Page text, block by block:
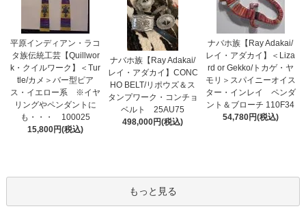
平原インディアン・ラコ
タ族伝統工芸【Quillwor
k・クイルワーク】＜Tur
tle/カメ＞バー型ピア
ス・イエロー系 ※イヤ
リングやペンダントに
も・・・ 100025
15,800円(税込)
ナバホ族【Ray Adakai/
レイ・アダカイ】CONC
HO BELT/リポウズ＆ス
タンプワーク・コンチョ
ベルト 25AU75
498,000円(税込)
ナバホ族【Ray Adakai/
レイ・アダカイ】＜Liza
rd or Gekko/トカゲ・ヤ
モリ＞スパイニーオイス
ター・インレイ ペンダ
ント＆ブローチ 110F34
54,780円(税込)
もっと見る